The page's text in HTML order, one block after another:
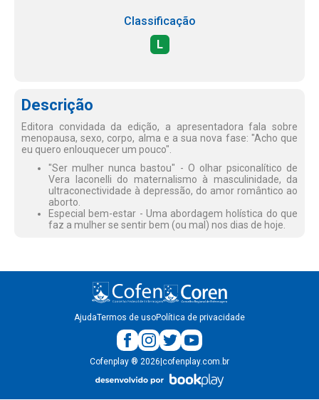
Classificação
L
Descrição
Editora convidada da edição, a apresentadora fala sobre
menopausa, sexo, corpo, alma e a sua nova fase: "Acho que
eu quero enlouquecer um pouco".
"Ser mulher nunca bastou" - O olhar psiconalítico de
Vera Iaconelli do maternalismo à masculinidade, da
ultraconectividade à depressão, do amor romântico ao
aborto.
Especial bem-estar - Uma abordagem holística do que
faz a mulher se sentir bem (ou mal) nos dias de hoje.
AjudaTermos de usoPolítica de privacidade
Cofenplay ® 2026 cofenplay.com.br